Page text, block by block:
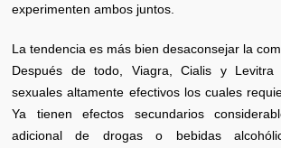
experimenten ambos juntos.
La tendencia es más bien desaconsejar la
Después de todo, Viagra, Cialis y Levitra
sexuales altamente efectivos los cuales
Ya tienen efectos secundarios
adicional de drogas o bebidas